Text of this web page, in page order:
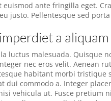
euismod ante fringilla eget.
justo. Pellentesque sed
a
luctus malesuada. Quisque
nec eros velit. Aenean
habitant morbi tristique
dui commodo a. Integer
vehicula ut. Fusce